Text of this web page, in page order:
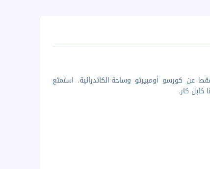
كورسو أومبيرتو وساحة·الكاتدرائية. استمتع